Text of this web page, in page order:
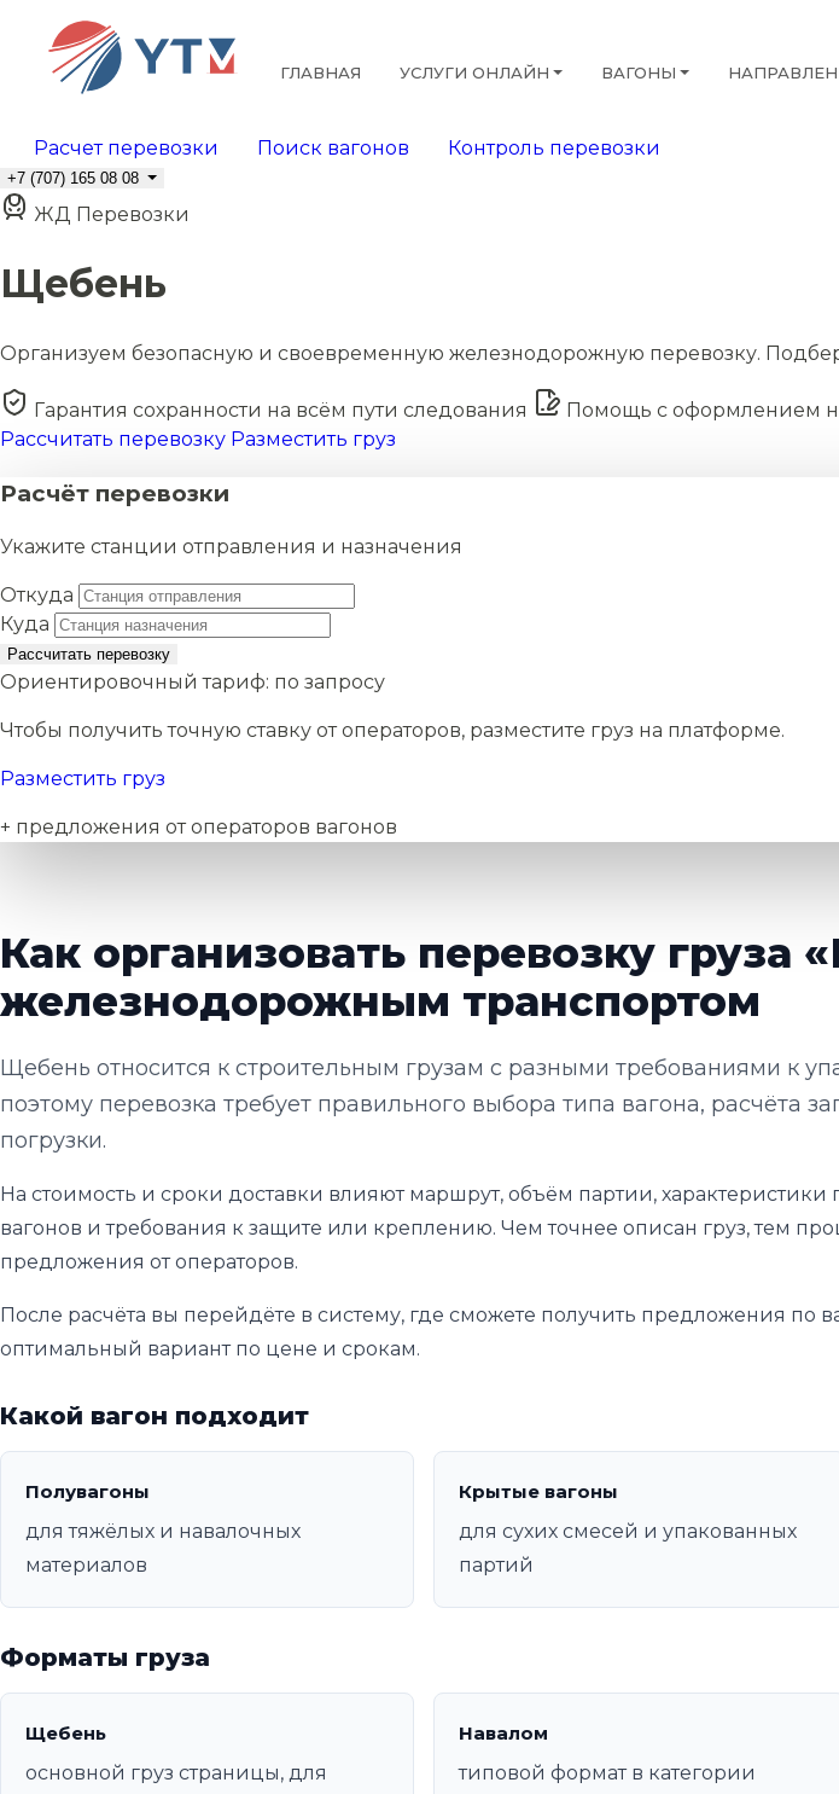
ГЛАВНАЯ УСЛУГИ ОНЛАЙН ВАГОНЫ
Расчет перевозки Поиск вагонов Контроль перевозки
+7 (707) 165 08 08
ЖД Перевозки
Щебень
Организуем безопасную и своевременную железнодорожную перевозку.
Гарантия сохранности на всём пути следования Помощь с оформлением
Рассчитать перевозку Разместить груз
Расчёт перевозки
Укажите станции отправления и назначения
Откуда
Куда
Рассчитать перевозку
Ориентировочный тариф: по запросу
Чтобы получить точную ставку от операторов, разместите груз на платформе.
Разместить груз
+ предложения от операторов вагонов
Как организовать перевозку груза
железнодорожным транспортом
Щебень относится к строительным грузам с разными требованиями к
поэтому перевозка требует правильного выбора типа вагона, расчёта
погрузки.
На стоимость и сроки доставки влияют маршрут, объём партии, характеристики
вагонов и требования к защите или креплению. Чем точнее описан груз, тем
предложения от операторов.
После расчёта вы перейдёте в систему, где сможете получить предложения по
оптимальный вариант по цене и срокам.
Какой вагон подходит
Полувагоны
для тяжёлых и навалочных
материалов
Крытые вагоны
для сухих смесей и упакованных
партий
Форматы груза
Щебень
основной груз страницы, для
Навалом
типовой формат в категории